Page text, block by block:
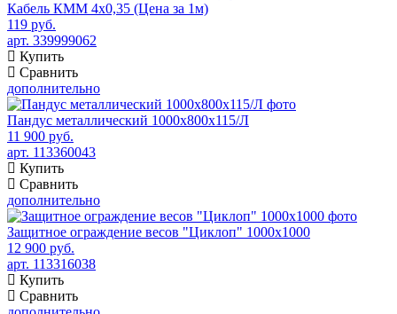
Кабель КММ 4х0,35 (Цена за 1м)
119 руб.
арт. 339999062
Купить
Сравнить
дополнительно
Пандус металлический 1000x800x115/Л
11 900 руб.
арт. 113360043
Купить
Сравнить
дополнительно
Защитное ограждение весов "Циклоп" 1000х1000
12 900 руб.
арт. 113316038
Купить
Сравнить